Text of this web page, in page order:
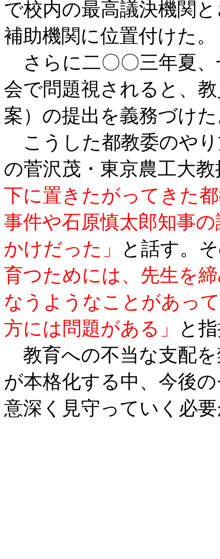
で校内の最高議決機関
補助機関に位置付けた。
さらに二〇〇三年夏、
会で問題視されると、
案）の提出を義務づけ
こうした都教委のや
の菅沢茂・東京農工大
下に置きたがってきた
事件や石原慎太郎知事
かけだった」
と話す。
育つためには、先生を
なうようなことがあっ
方には問題がある」
と
教育への不当な支配を
が本格化する中、今後
意深く見守っていく必